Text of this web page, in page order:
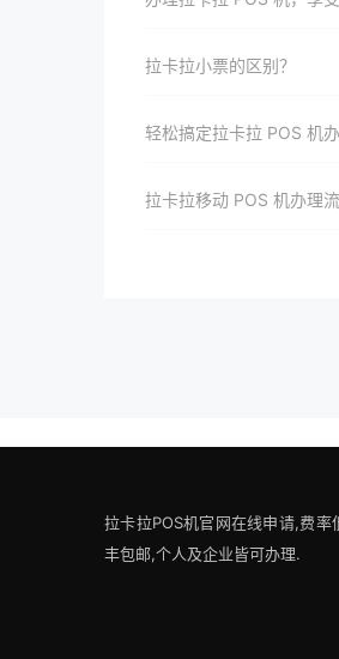
拉卡拉小票的区别？
轻松搞定拉卡拉 POS 机
拉卡拉移动 POS 机办理
拉卡拉POS机官网在线申请,费
丰包邮,个人及企业皆可办理.